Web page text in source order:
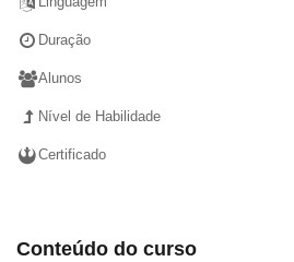
Duração
Alunos
Nível de Habilidade
Certificado
Conteúdo do curso